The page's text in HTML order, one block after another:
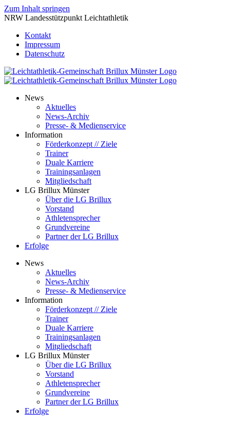
Zum Inhalt springen
NRW Landesstützpunkt Leichtathletik
Kontakt
Impressum
Datenschutz
News
Aktuelles
News-Archiv
Presse- & Medienservice
Information
Förderkonzept // Ziele
Trainer
Duale Karriere
Trainingsanlagen
Mitgliedschaft
LG Brillux Münster
Über die LG Brillux
Vorstand
Athletensprecher
Grundvereine
Partner der LG Brillux
Erfolge
News
Aktuelles
News-Archiv
Presse- & Medienservice
Information
Förderkonzept // Ziele
Trainer
Duale Karriere
Trainingsanlagen
Mitgliedschaft
LG Brillux Münster
Über die LG Brillux
Vorstand
Athletensprecher
Grundvereine
Partner der LG Brillux
Erfolge